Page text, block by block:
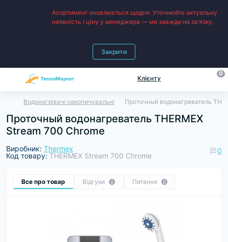
Асортимент оновлюється щодня. Уточнюйте актуальну
наявність і ціну у менеджера — ми завжди на зв’язку.
Закрити
Клієнту
0
Водонагрівачі накопичувальні Проточный водонагреватель
Проточный водонагреватель THERMEX
Stream 700 Chrome
Виробник: Thermex
Код товару: THERMEX Stream 700 Chrome
0
Все про товар Відгуки 0 Питання 0